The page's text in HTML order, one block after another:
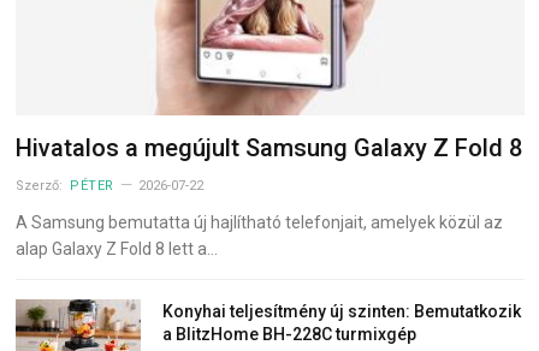
Hivatalos a megújult Samsung Galaxy Z Fold 8
Szerző: PÉTER 2026-07-22
A Samsung bemutatta új hajlítható telefonjait, amelyek közül az
alap Galaxy Z Fold 8 lett a…
Konyhai teljesítmény új szinten: Bemutatkozik
a BlitzHome BH-228C turmixgép